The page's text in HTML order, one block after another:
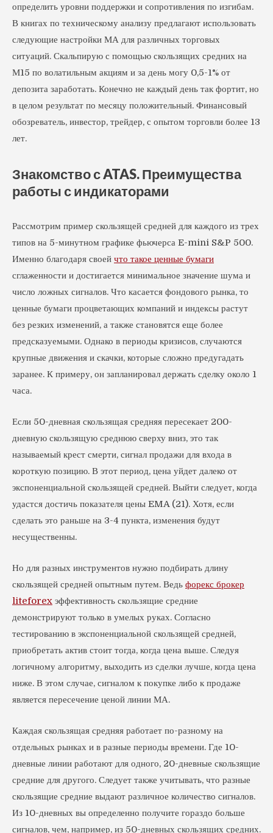
определить уровни поддержки и сопротивления по изгибам.
В книгах по техническому анализу предлагают использовать
следующие настройки МА для различных торговых
ситуаций. Скальпирую с помощью скользящих средних на
М15 по волатильным акциям и за день могу 0,5-1% от
депозита заработать. Конечно не каждый день так фортит, но
в целом результат по месяцу положительный. Финансовый
обозреватель, инвестор, трейдер, с опытом торговли более 13
лет.
Знакомство с ATAS. Преимущества
работы с индикаторами
Рассмотрим пример скользящей средней для каждого из трех
типов на 5-минутном графике фьючерса E-mini S&P 500.
Именно благодаря своей что такое ценные бумаги
сглаженности и достигается минимальное значение шума и
число ложных сигналов. Что касается фондового рынка, то
ценные бумаги процветающих компаний и индексы растут
без резких изменений, а также становятся еще более
предсказуемыми. Однако в периоды кризисов, случаются
крупные движения и скачки, которые сложно предугадать
заранее. К примеру, он запланировал держать сделку около 1
часа.
Если 50-дневная скользящая средняя пересекает 200-
дневную скользящую среднюю сверху вниз, это так
называемый крест смерти, сигнал продажи для входа в
короткую позицию. В этот период, цена уйдет далеко от
экспоненциальной скользящей средней. Выйти следует, когда
удастся достичь показателя цены EMA (21). Хотя, если
сделать это раньше на 3-4 пункта, изменения будут
несущественны.
Но для разных инструментов нужно подбирать длину
скользящей средней опытным путем. Ведь форекс брокер
liteforex эффективность скользящие средние
демонстрируют только в умелых руках. Согласно
тестированию в экспоненциальной скользящей средней,
приобретать актив стоит тогда, когда цена выше. Следуя
логичному алгоритму, выходить из сделки лучше, когда цена
ниже. В этом случае, сигналом к покупке либо к продаже
является пересечение ценой линии МА.
Каждая скользящая средняя работает по-разному на
отдельных рынках и в разные периоды времени. Где 10-
дневные линии работают для одного, 20-дневные скользящие
средние для другого. Следует также учитывать, что разные
скользящие средние выдают различное количество сигналов.
Из 10-дневных вы определенно получите гораздо больше
сигналов, чем, например, из 50-дневных скользящих средних.